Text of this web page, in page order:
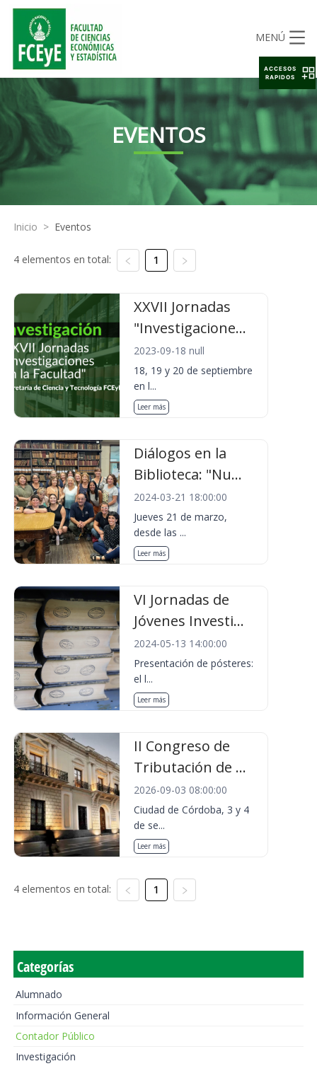
MENÚ
EVENTOS
Inicio > Eventos
4 elementos en total: 1
XXVII Jornadas
"Investigacione...
2023-09-18 null
18, 19 y 20 de septiembre
en l...
Leer más
Diálogos en la
Biblioteca: "Nu...
2024-03-21 18:00:00
Jueves 21 de marzo,
desde las ...
Leer más
VI Jornadas de
Jóvenes Investi...
2024-05-13 14:00:00
Presentación de pósteres:
el l...
Leer más
II Congreso de
Tributación de ...
2026-09-03 08:00:00
Ciudad de Córdoba, 3 y 4
de se...
Leer más
4 elementos en total: 1
Categorías
Alumnado
Información General
Contador Público
Investigación
ACCESOS
RAPIDOS